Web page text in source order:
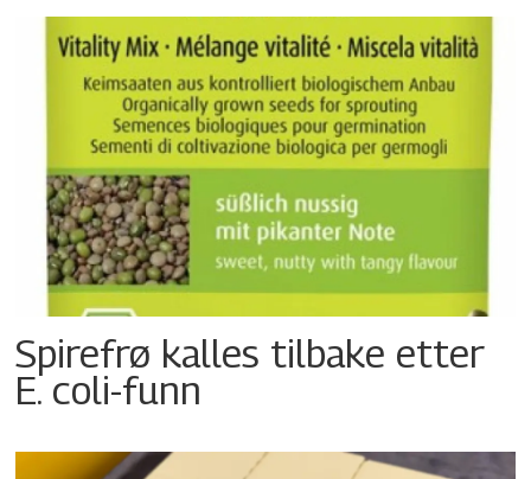
Spirefrø kalles tilbake etter
E. coli-funn